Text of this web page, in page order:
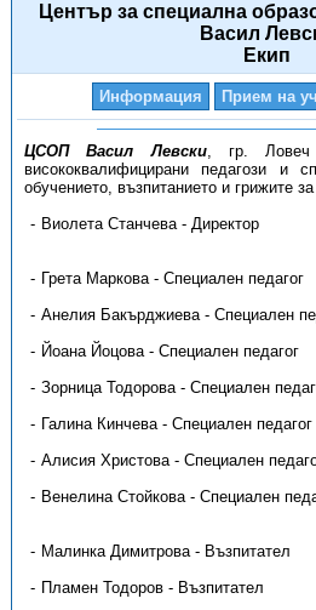
Център за специална
Васил
Екип
Информация Прием на
ЦСОП Васил Левски, гр. Ловеч
висококвалифицирани педагози и
обучението, възпитанието и грижите
Виолета Станчева - Директор
Грета Маркова - Специален педагог
Анелия Бакърджиева - Специален
Йоана Йоцова - Специален педагог
Зорница Тодорова - Специален
Галина Кинчева - Специален педагог
Алисия Христова - Специален
Венелина Стойкова - Специален
Малинка Димитрова - Възпитател
Пламен Тодоров - Възпитател